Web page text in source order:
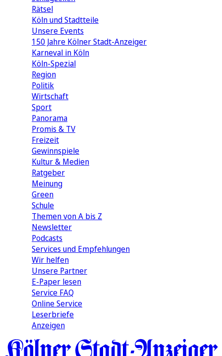
Rätsel
Köln und Stadtteile
Unsere Events
150 Jahre Kölner Stadt-Anzeiger
Karneval in Köln
Köln-Spezial
Region
Politik
Wirtschaft
Sport
Panorama
Promis & TV
Freizeit
Gewinnspiele
Kultur & Medien
Ratgeber
Meinung
Green
Schule
Themen von A bis Z
Newsletter
Podcasts
Services und Empfehlungen
Wir helfen
Unsere Partner
E-Paper lesen
Service FAQ
Online Service
Leserbriefe
Anzeigen